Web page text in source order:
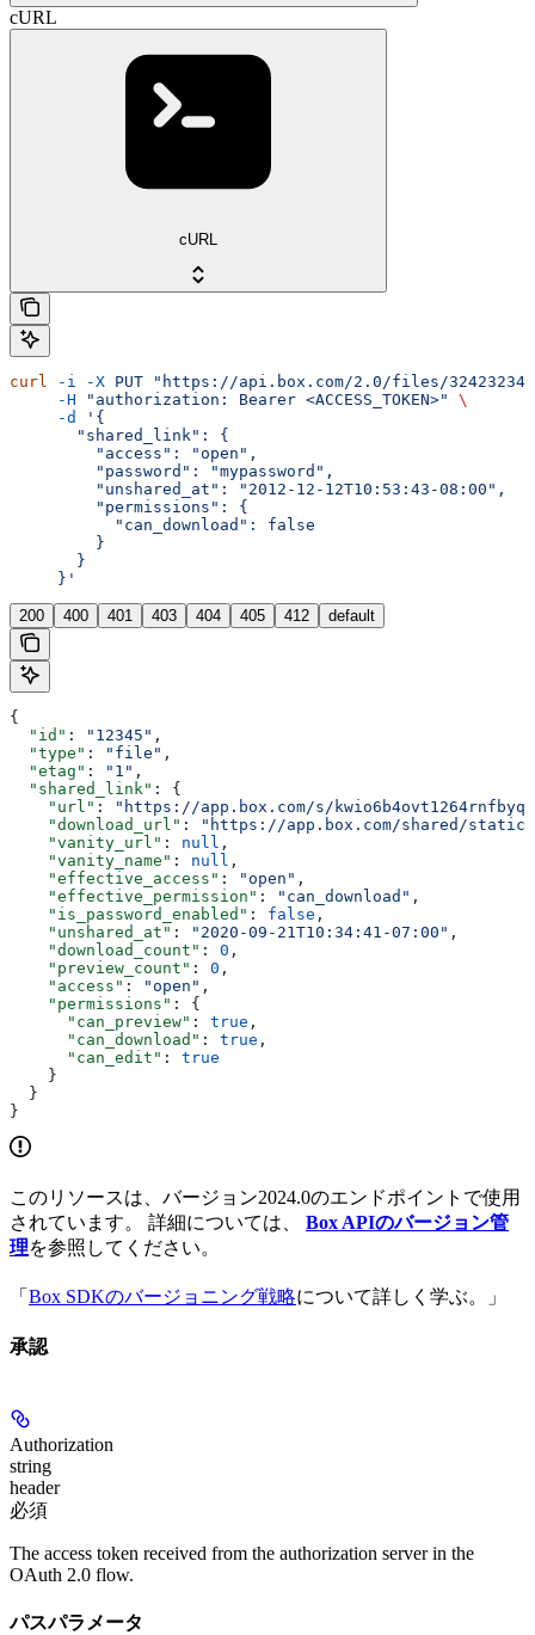
cURL
cURL
curl -i -X PUT "https://api.box.com/2.0/files/
     -H
"authorization: Bearer <ACCESS_TOKEN>"
\
     -d
'{
       "shared_link": {
         "access": "open",
         "password": "mypassword",
         "unshared_at": "2012-12-12T10:53:43-08:00",
         "permissions": {
           "can_download": false
         }
       }
     }'
200 400 401 403 404 405 412 default
{
  "id"
: "12345" ,
  "type"
: "file" ,
  "etag"
: "1" ,
  "shared_link"
: {
    "url"
:
"https://app.box.com/s/
    "download_url"
:
"https://app.box.com/shared/static/
    "vanity_url"
: null ,
    "vanity_name"
: null ,
    "effective_access"
: "open" ,
    "effective_permission"
: "can_download" ,
    "is_password_enabled"
: false ,
    "unshared_at"
: "2020-09-21T10:34:41-07:00" ,
    "download_count"
: 0 ,
    "preview_count"
: 0 ,
    "access"
: "open" ,
    "permissions"
: {
      "can_preview"
: true ,
      "can_download"
: true ,
      "can_edit"
: true
    }
  }
}
このリソースは、バージョン2024.0のエンドポイントで使用
されています。 詳細については、 Box APIのバージョン管
理を参照してください。
「 Box SDKのバージョニング戦略について詳しく学ぶ。」
承認
Authorization
string
header
必須
The access token received from the authorization server in the
OAuth 2.0 flow.
パスパラメータ